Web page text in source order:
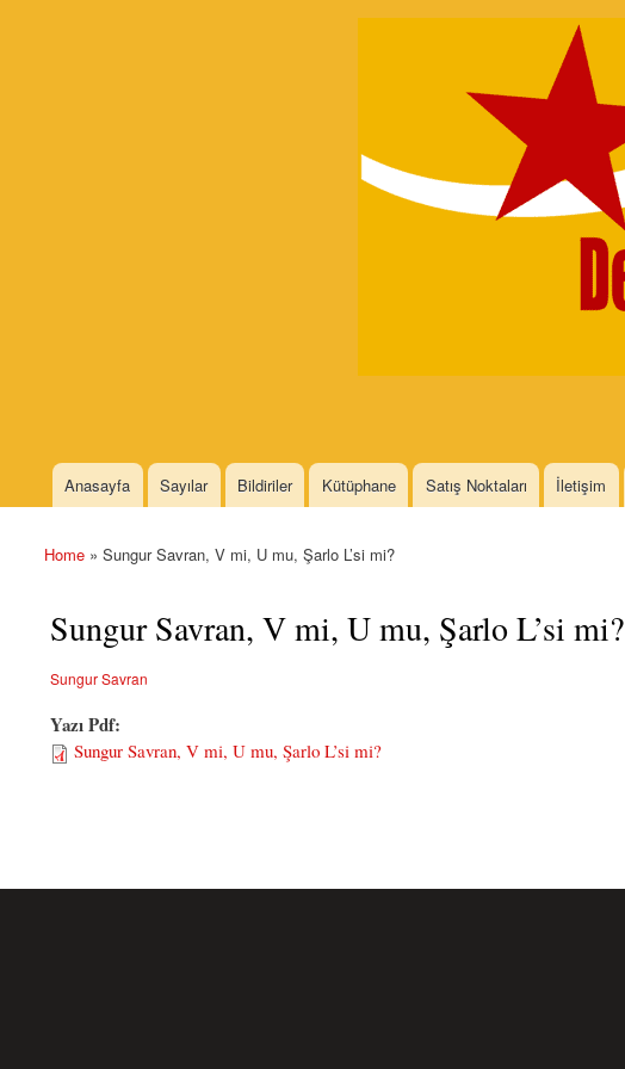
Main menu
Anasayfa Sayılar Bildiriler Kütüphane Satış Noktaları İletişim
You are here
Home » Sungur Savran, V mi, U mu, Şarlo L’si mi?
Sungur Savran, V mi, U mu, Şarlo L’si mi?
Sungur Savran
Yazı Pdf:
Sungur Savran, V mi, U mu, Şarlo L’si mi?